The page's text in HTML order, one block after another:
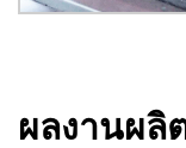
ผลงานผลิ